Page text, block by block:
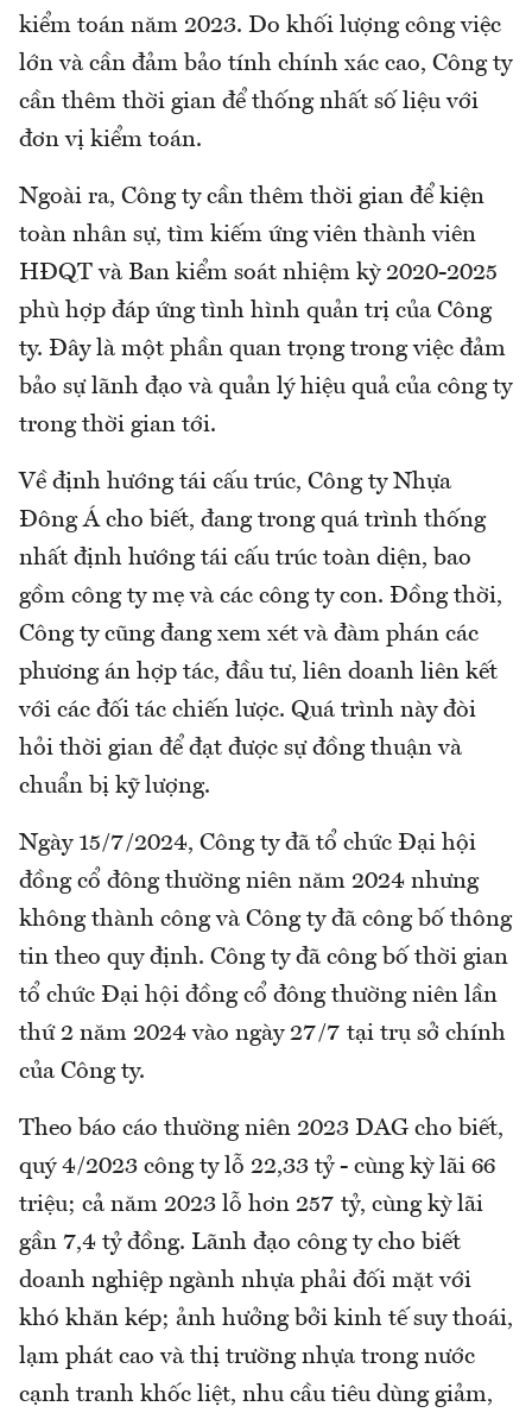
kiểm toán năm 2023. Do khối lượng công việc
lớn và cần đảm bảo tính chính xác cao, Công ty
cần thêm thời gian để thống nhất số liệu với
đơn vị kiểm toán.
Ngoài ra, Công ty cần thêm thời gian để kiện
toàn nhân sự, tìm kiếm ứng viên thành viên
HĐQT và Ban kiểm soát nhiệm kỳ 2020-2025
phù hợp đáp ứng tình hình quản trị của Công
ty. Đây là một phần quan trọng trong việc đảm
bảo sự lãnh đạo và quản lý hiệu quả của công ty
trong thời gian tới.
Về định hướng tái cấu trúc, Công ty Nhựa
Đông Á cho biết, đang trong quá trình thống
nhất định hướng tái cấu trúc toàn diện, bao
gồm công ty mẹ và các công ty con. Đồng thời,
Công ty cũng đang xem xét và đàm phán các
phương án hợp tác, đầu tư, liên doanh liên kết
với các đối tác chiến lược. Quá trình này đòi
hỏi thời gian để đạt được sự đồng thuận và
chuẩn bị kỹ lượng.
Ngày 15/7/2024, Công ty đã tổ chức Đại hội
đồng cổ đông thường niên năm 2024 nhưng
không thành công và Công ty đã công bố thông
tin theo quy định. Công ty đã công bố thời gian
tổ chức Đại hội đồng cổ đông thường niên lần
thứ 2 năm 2024 vào ngày 27/7 tại trụ sở chính
của Công ty.
Theo báo cáo thường niên 2023 DAG cho biết,
quý 4/2023 công ty lỗ 22,33 tỷ - cùng kỳ lãi 66
triệu; cả năm 2023 lỗ hơn 257 tỷ, cùng kỳ lãi
gần 7,4 tỷ đồng. Lãnh đạo công ty cho biết
doanh nghiệp ngành nhựa phải đối mặt với
khó khăn kép; ảnh hưởng bởi kinh tế suy thoái,
lạm phát cao và thị trường nhựa trong nước
cạnh tranh khốc liệt, nhu cầu tiêu dùng giảm,